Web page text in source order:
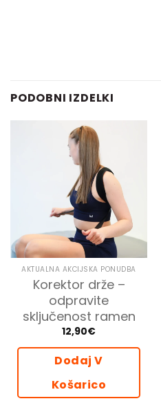
PODOBNI IZDELKI
AKTUALNA AKCIJSKA PONUDBA
Korektor drže –
odpravite
sključenost ramen
12,90€
Dodaj V
Košarico